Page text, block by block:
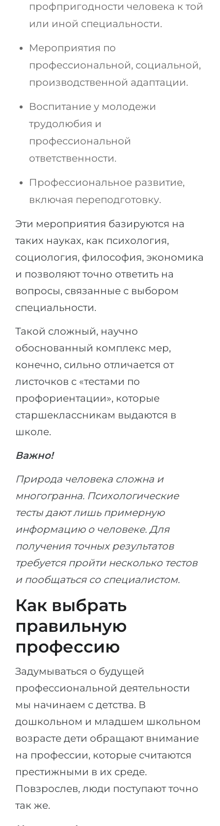
профпригодности человека к той
или иной специальности.
Мероприятия по
профессиональной, социальной,
производственной адаптации.
Воспитание у молодежи
трудолюбия и
профессиональной
ответственности.
Профессиональное развитие,
включая переподготовку.
Эти мероприятия базируются на
таких науках, как психология,
социология, философия, экономика
и позволяют точно ответить на
вопросы, связанные с выбором
специальности.
Такой сложный, научно
обоснованный комплекс мер,
конечно, сильно отличается от
листочков с «тестами по
профориентации», которые
старшеклассникам выдаются в
школе.
Важно!
Природа человека сложна и
многогранна. Психологические
тесты дают лишь примерную
информацию о человеке. Для
получения точных результатов
требуется пройти несколько тестов
и пообщаться со специалистом.
Как выбрать
правильную
профессию
Задумываться о будущей
профессиональной деятельности
мы начинаем с детства. В
дошкольном и младшем школьном
возрасте дети обращают внимание
на профессии, которые считаются
престижными в их среде.
Повзрослев, люди поступают точно
так же.